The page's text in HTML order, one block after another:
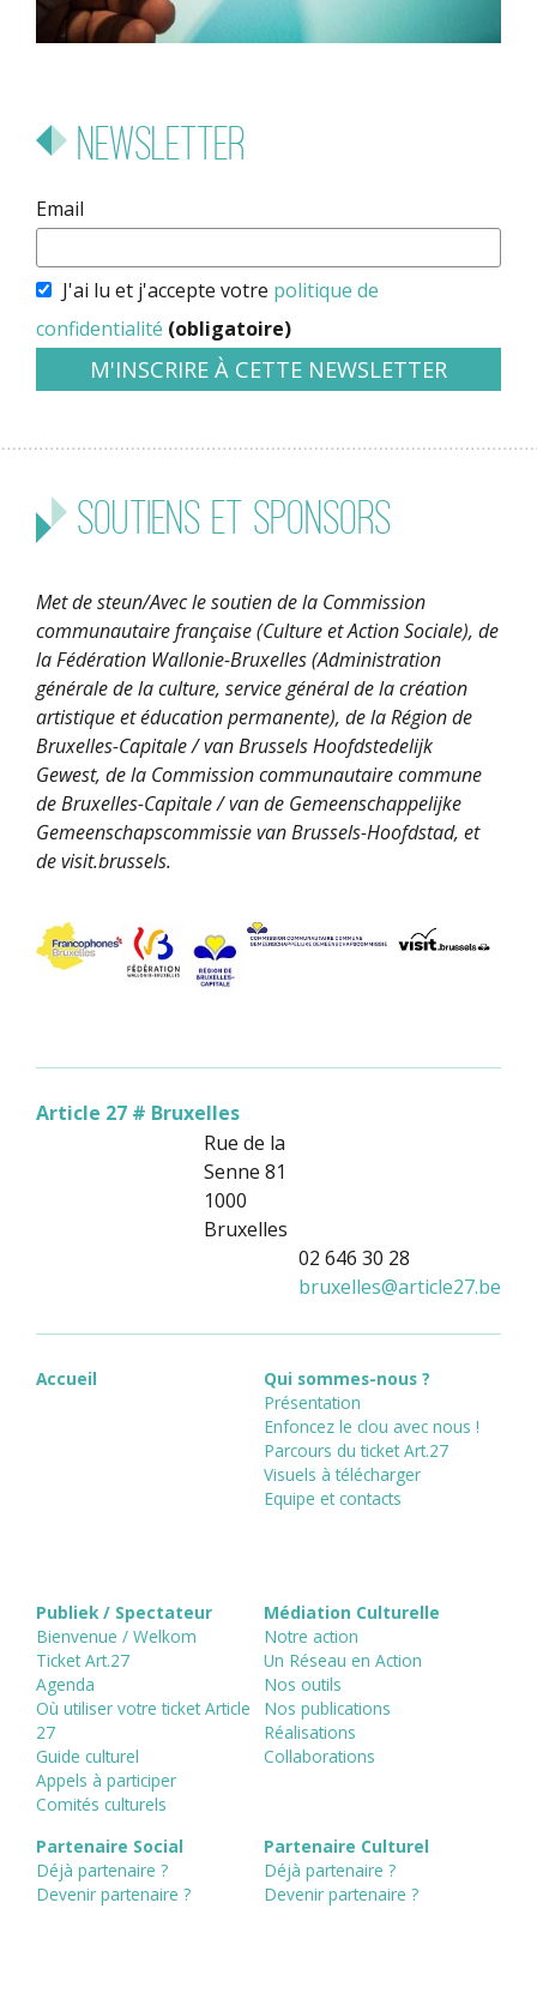
Newsletter
Email
J'ai lu et j'accepte votre politique de
confidentialité (obligatoire)
Soutiens et sponsors
Met de steun/Avec le soutien de la Commission
communautaire française (Culture et Action Sociale), de
la Fédération Wallonie-Bruxelles (Administration
générale de la culture, service général de la création
artistique et éducation permanente), de la Région de
Bruxelles-Capitale / van Brussels Hoofdstedelijk
Gewest, de la Commission communautaire commune
de Bruxelles-Capitale / van de Gemeenschappelijke
Gemeenschapscommissie van Brussels-Hoofdstad, et
de visit.brussels.
Article 27 # Bruxelles
Rue de la
Senne 81
1000
Bruxelles
02 646 30 28
bruxelles@article27.be
Accueil
Qui sommes-nous ?
Présentation
Enfoncez le clou avec nous !
Parcours du ticket Art.27
Visuels à télécharger
Equipe et contacts
Publiek / Spectateur
Bienvenue / Welkom
Ticket Art.27
Agenda
Où utiliser votre ticket Article
27
Guide culturel
Appels à participer
Comités culturels
Médiation Culturelle
Notre action
Un Réseau en Action
Nos outils
Nos publications
Réalisations
Collaborations
Partenaire Social
Déjà partenaire ?
Devenir partenaire ?
Partenaire Culturel
Déjà partenaire ?
Devenir partenaire ?